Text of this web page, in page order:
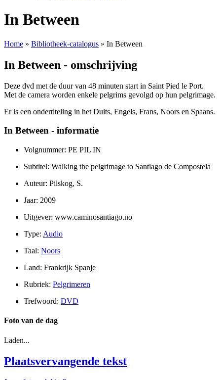
In Between
Home » Bibliotheek-catalogus » In Between
In Between - omschrijving
Deze dvd met de duur van 48 minuten start in Saint Pied le Port.
Met de camera worden enkele pelgrims gevolgd op hun pelgrimage.
Er is een ondertiteling in het Duits, Engels, Frans, Noors en Spaans.
In Between - informatie
Volgnummer: PE PIL IN
Subtitel: Walking the pelgrimage to Santiago de Compostela
Auteur: Pilskog, S.
Jaar: 2009
Uitgever: www.caminosantiago.no
Type: Audio
Taal: Noors
Land: Frankrijk Spanje
Rubriek: Pelgrimeren
Trefwoord: DVD
Foto van de dag
Laden...
Plaatsvervangende tekst